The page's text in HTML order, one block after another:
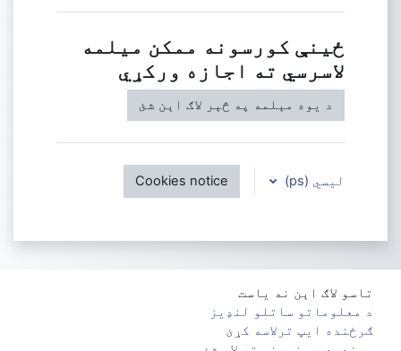
ځینې کورسونه ممکن میلمه
لاسرسي ته اجازه ورکړي
د یوه مېلمه په څېر لاګ اېن شئ
لیسي ‎(ps)‎ Cookies notice
تاسو لاګ اېن نه یاست
د معلوماتو ساتلو لنډیز
ګرځنده ایپ ترلاسه کړئ